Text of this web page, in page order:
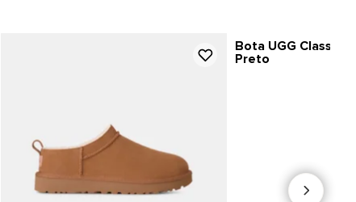
Bota UGG Classic
Preto